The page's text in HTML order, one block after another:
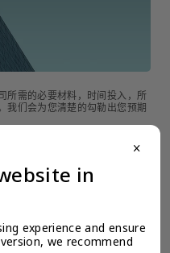
所需的必要材料，时间投入，所
我们会为您清楚的勾勒出您预期
close
in
experience and ensure
we recommend